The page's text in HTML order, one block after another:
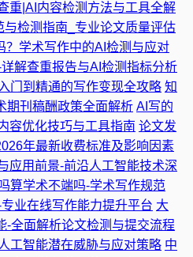
重|AI内容检测方法与工具全解
检测指南_专业论文质量评估
？学术写作中的AI检测与应对
解查重报告与AI检测指标分析
门到精通的写作变现全攻略 知
期刊稿酬政策全面解析 AI写的
容优化技巧与工具指南 论文发
年最新收费标准及影响因素
应用前景-前沿人工智能技术深
算学术不端吗-学术写作规范
业在线写作能力提升平台 大
-全面解析论文检测与提交流程
工智能潜在威胁与应对策略 中